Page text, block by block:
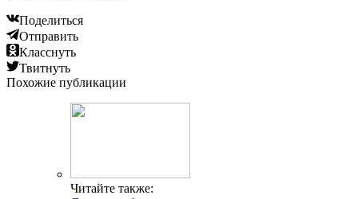
Поделиться
Отправить
Класснуть
Твитнуть
Похожие публикации
Читайте также: